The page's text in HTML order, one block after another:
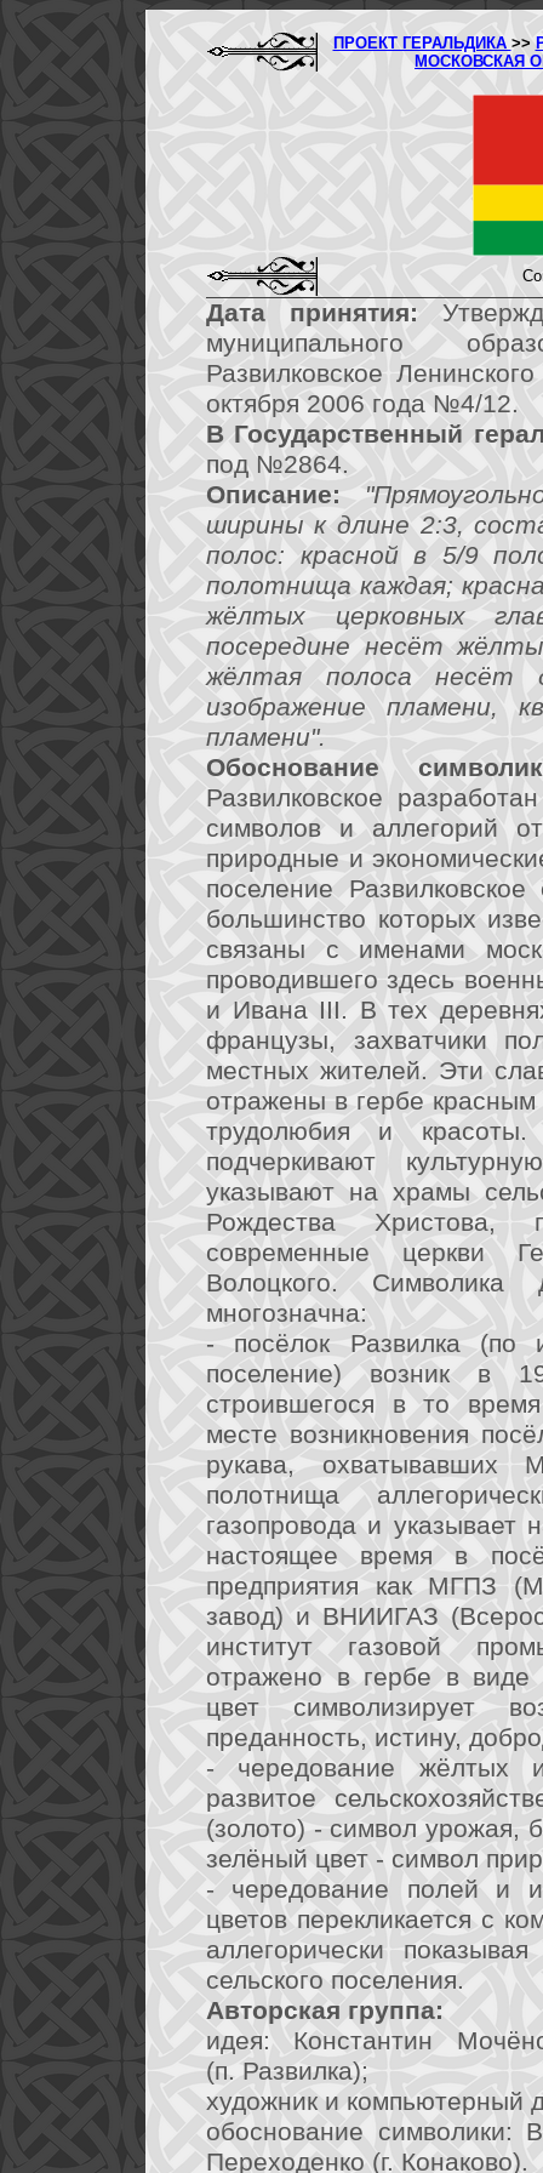
ПРОЕКТ ГЕРАЛЬДИКА >>
МОСКОВСКАЯ
Дата принятия:
муниципального
Развилковское
октября 2006 года №4/12.
В Государственный
под №2864.
Описание:
ширины к длине 2:3,
полос: красной в 5/9
полотнища каждая;
жёлтых церковных
посередине несёт
жёлтая полоса несёт
изображение пламени,
пламени".
Обоснование
Развилковское
символов и аллегорий
природные и
поселение
большинство которых
связаны с именами
проводившего здесь
и Ивана III. В тех
французы, захватчики
местных жителей. Эти
отражены в гербе
трудолюбия и
подчеркивают
указывают на храмы
Рождества Христова,
современные церкви
Волоцкого.
многозначна:
- посёлок Развилка (по
поселение) возник в
строившегося в то
месте возникновения
рукава, охватывавших
полотнища
газопровода и указывает
настоящее время в
предприятия как МГПЗ
завод) и ВНИИГАЗ
институт газовой
отражено в гербе в виде
цвет символизирует
преданность, истину,
- чередование жёлтых
развитое
(золото) - символ урожая,
зелёный цвет - символ
- чередование полей и
цветов перекликается с
аллегорически
сельского поселения.
Авторская группа:
идея: Константин
(п. Развилка);
художник и компьютерный
обоснование символики:
Переходенко (г. Конаково).